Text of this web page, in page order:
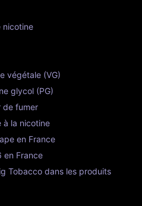
nicotine
végétale (VG)
glycol (PG)
de fumer
à la nicotine
en France
en France
Tobacco dans les produits